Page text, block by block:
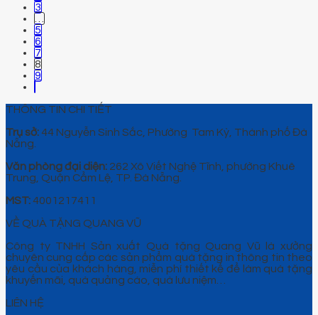
3
5
6
7
8
9
THÔNG TIN CHI TIẾT
Trụ sở: 44 Nguyễn Sinh Sắc, Phường Tam Kỳ, Thành phố Đà
Nẵng.
Văn phòng đại diện: 262 Xô Viết Nghệ Tĩnh, phường Khuê
Trung, Quận Cẩm Lệ, TP. Đà Nẵng.
MST: 4001217411
VỀ QUÀ TẶNG QUANG VŨ
Công ty TNHH Sản xuất Quà tặng Quang Vũ là xưởng
chuyên cung cấp các sản phẩm quà tặng in thông tin theo
yêu cầu của khách hàng, miễn phí thiết kế để làm quà tặng
khuyến mãi, quà quảng cáo, quà lưu niệm…
LIÊN HỆ